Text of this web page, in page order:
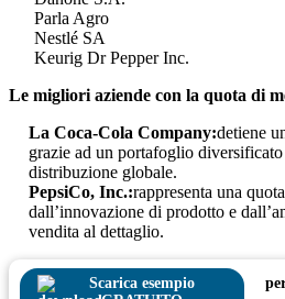
Parla Agro
Nestlé SA
Keurig Dr Pepper Inc.
Le migliori aziende con la quota di
La Coca-Cola Company:detiene
grazie ad un portafoglio
distribuzione globale.
PepsiCo, Inc.:rappresenta una
dall’innovazione di prodotto e
vendita al dettaglio.
Scarica esempio